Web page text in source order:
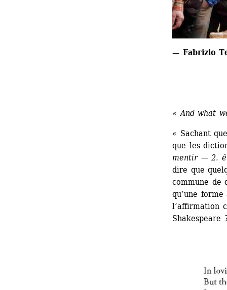
— Fabrizio
« And what
« Sachant
que les
mentir — 2.
dire que
commune de
qu’une
l’affirmation
Shakespeare